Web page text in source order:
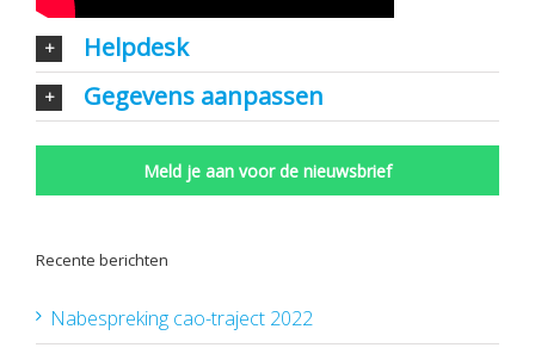
Helpdesk
Gegevens aanpassen
Meld je aan voor de nieuwsbrief
Recente berichten
Nabespreking cao-traject 2022